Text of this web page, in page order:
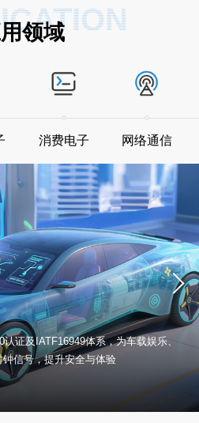
领域
消费电子 网络通信
证及IATF16949体系，为车载娱乐、
信号，提升安全与体验